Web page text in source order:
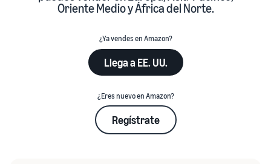
Oriente Medio y África del Norte.
¿Ya vendes en Amazon?
Llega a EE. UU.
¿Eres nuevo en Amazon?
Regístrate